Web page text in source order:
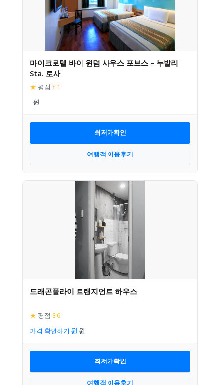
마이크로텔 바이 윈덤 사우스 포브스 – 누발리
Sta. 로사
★ 평점 8.1
최저가확인
여행객 이용후기
드래곤플라이 트랜지언트 하우스
★ 평점 8.6
가격 확인하기
최저가확인
여행객 이용후기